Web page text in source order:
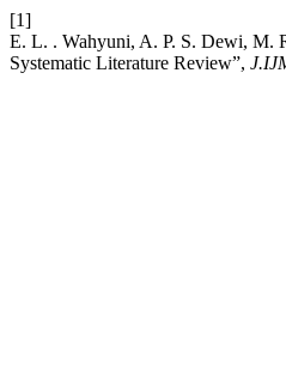
[1]
E. L. . Wahyuni, A. P. S. Dewi, M.
Systematic Literature Review”,